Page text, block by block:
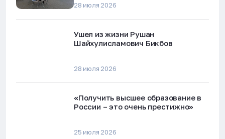
28 июля 2026
Ушел из жизни Рушан
Шайхулисламович Бикбов
28 июля 2026
«Получить высшее образование в
России – это очень престижно»
25 июля 2026